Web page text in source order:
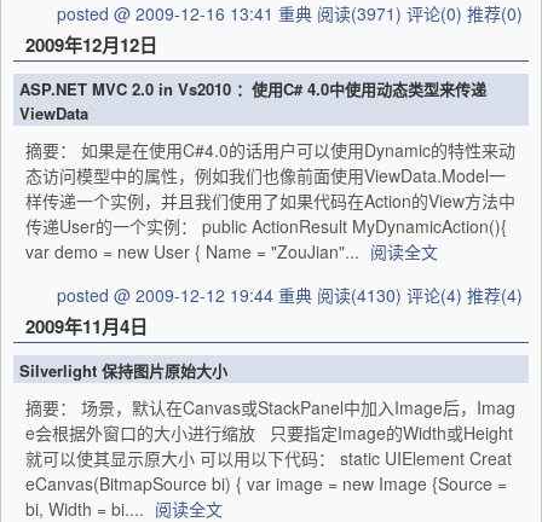
posted @ 2009-12-16 13:41 重典 阅读(3971) 评论(0) 推荐(0)
2009年12月12日
ASP.NET MVC 2.0 in Vs2010 ：使用C# 4.0中使用动态类型来传递
ViewData
摘要： 如果是在使用C#4.0的话用户可以使用Dynamic的特性来动
态访问模型中的属性，例如我们也像前面使用ViewData.Model一
样传递一个实例，并且我们使用了如果代码在Action的View方法中
传递User的一个实例： public ActionResult MyDynamicAction(){
var demo = new User { Name = "ZouJian"... 阅读全文
posted @ 2009-12-12 19:44 重典 阅读(4130) 评论(4) 推荐(4)
2009年11月4日
Silverlight 保持图片原始大小
摘要： 场景，默认在Canvas或StackPanel中加入Image后，Imag
e会根据外窗口的大小进行缩放 只要指定Image的Width或Height
就可以使其显示原大小 可以用以下代码： static UIElement Creat
eCanvas(BitmapSource bi) { var image = new Image {Source =
bi, Width = bi.... 阅读全文